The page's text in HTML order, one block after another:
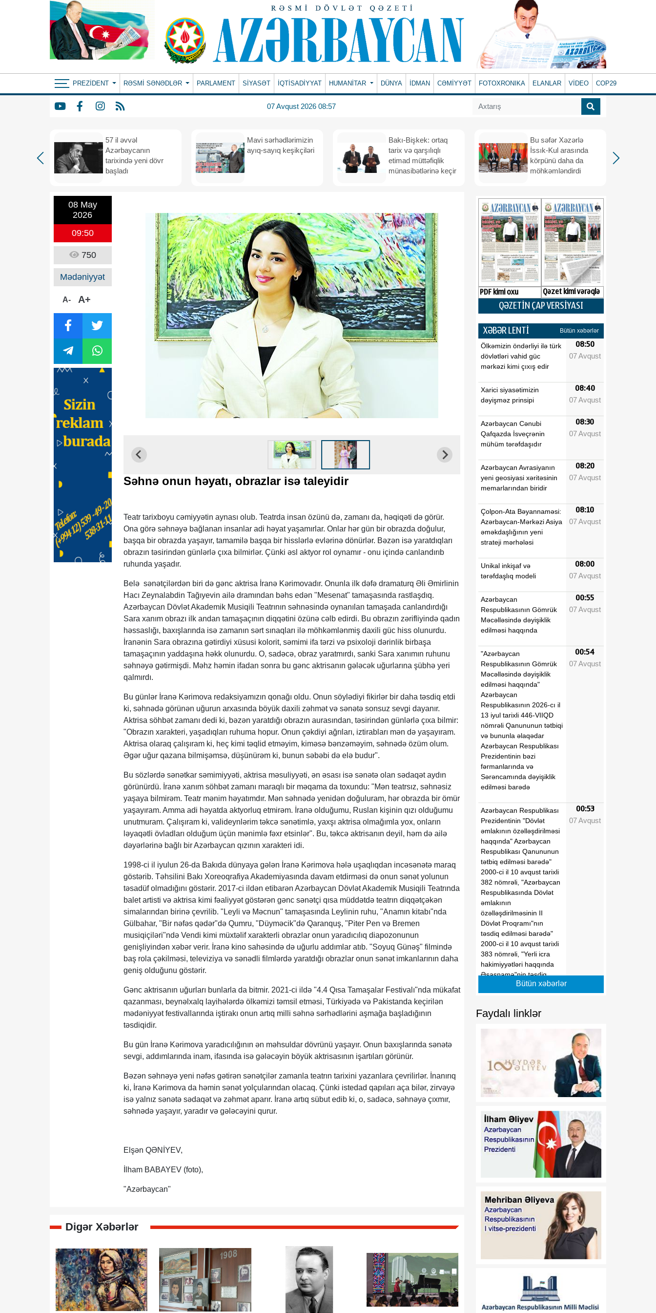
PREZIDENT RƏSMI SƏNƏDLƏR PARLAMENT SİYASƏT İQTİSADİYYAT HUMANITAR DÜNYA İDMAN CƏMİYYƏT FOTOXRONIKA ELANLAR VİDEO COP29
07 Avqust 2026 08:57
57 il əvvəl
Azərbaycanın
tarixində yeni dövr
başladı
Mavi sərhədlərimizin
ayıq-sayıq keşikçiləri
Bakı-Bişkek: ortaq
tarix və qarşılıqlı
etimad müttəfiqlik
münasibətlərinə keçir
Bu səfər Xəzərlə
İssık-Kul arasında
körpünü daha da
möhkəmləndirdi
08 May
2026
09:50
750
Mədəniyyət
A- A+
Səhnə onun həyatı, obrazlar isə taleyidir
Teatr tarixboyu cəmiyyətin aynası olub. Teatrda insan özünü də, zamanı da, həqiqəti də görür.
Ona görə səhnəyə bağlanan insanlar adi həyat yaşamırlar. Onlar hər gün bir obrazda doğulur,
başqa bir obrazda yaşayır, tamamilə başqa bir hisslərlə evlərinə dönürlər. Bəzən isə yaratdıqları
obrazın təsirindən günlərlə çıxa bilmirlər. Çünki əsl aktyor rol oynamır - onu içində canlandırıb
ruhunda yaşadır.
Belə sənətçilərdən biri də gənc aktrisa İranə Kərimovadır. Onunla ilk dəfə dramaturq Əli Əmirlinin
Hacı Zeynalabdin Tağıyevin ailə dramından bəhs edən "Mesenat" tamaşasında rastlaşdıq.
Azərbaycan Dövlət Akademik Musiqili Teatrının səhnəsində oynanılan tamaşada canlandırdığı
Sara xanım obrazı ilk andan tamaşaçının diqqətini özünə cəlb edirdi. Bu obrazın zərifliyində qadın
həssaslığı, baxışlarında isə zamanın sərt sınaqları ilə möhkəmlənmiş daxili güc hiss olunurdu.
İranənin Sara obrazına gətirdiyi xüsusi kolorit, səmimi ifa tərzi və psixoloji dərinlik birbaşa
tamaşaçının yaddaşına həkk olunurdu. O, sadəcə, obraz yaratmırdı, sanki Sara xanımın ruhunu
səhnəyə gətirmişdi. Məhz həmin ifadan sonra bu gənc aktrisanın gələcək uğurlarına şübhə yeri
qalmırdı.
Bu günlər İranə Kərimova redaksiyamızın qonağı oldu. Onun söylədiyi fikirlər bir daha təsdiq etdi
ki, səhnədə görünən uğurun arxasında böyük daxili zəhmət və sənətə sonsuz sevgi dayanır.
Aktrisa söhbət zamanı dedi ki, bəzən yaratdığı obrazın aurasından, təsirindən günlərlə çıxa bilmir:
"Obrazın xarakteri, yaşadıqları ruhuma hopur. Onun çəkdiyi ağrıları, iztirabları mən də yaşayıram.
Aktrisa olaraq çalışıram ki, heç kimi təqlid etməyim, kiməsə bənzəməyim, səhnədə özüm olum.
Əgər uğur qazana bilmişəmsə, düşünürəm ki, bunun səbəbi də elə budur".
Bu sözlərdə sənətkar səmimiyyəti, aktrisa məsuliyyəti, ən əsası isə sənətə olan sədaqət aydın
görünürdü. İranə xanım söhbət zamanı maraqlı bir məqama da toxundu: "Mən teatrsız, səhnəsiz
yaşaya bilmirəm. Teatr mənim həyatımdır. Mən səhnədə yenidən doğuluram, hər obrazda bir ömür
yaşayıram. Amma adi həyatda aktyorluq etmirəm. İranə olduğumu, Ruslan kişinin qızı olduğumu
unutmuram. Çalışıram ki, valideynlərim təkcə sənətimlə, yaxşı aktrisa olmağımla yox, onların
ləyaqətli övladları olduğum üçün mənimlə fəxr etsinlər". Bu, təkcə aktrisanın deyil, həm də ailə
dəyərlərinə bağlı bir Azərbaycan qızının xarakteri idi.
1998-ci il iyulun 26-da Bakıda dünyaya gələn İranə Kərimova hələ uşaqlıqdan incəsənətə maraq
göstərib. Təhsilini Bakı Xoreoqrafiya Akademiyasında davam etdirməsi də onun sənət yolunun
təsadüf olmadığını göstərir. 2017-ci ildən etibarən Azərbaycan Dövlət Akademik Musiqili Teatrında
balet artisti və aktrisa kimi fəaliyyət göstərən gənc sənətçi qısa müddətdə teatrın diqqətçəkən
simalarından birinə çevrilib. "Leyli və Məcnun" tamaşasında Leylinin ruhu, "Anamın kitabı"nda
Gülbahar, "Bir nəfəs qədər"də Qumru, "Düyməcik"də Qaranquş, "Piter Pen və Bremen
musiqiçiləri"ndə Vendi kimi müxtəlif xarakterli obrazlar onun yaradıcılıq diapozonunun
genişliyindən xəbər verir. İranə kino sahəsində də uğurlu addımlar atıb. "Soyuq Günəş" filmində
baş rola çəkilməsi, televiziya və sənədli filmlərdə yaratdığı obrazlar onun sənət imkanlarının daha
geniş olduğunu göstərir.
Gənc aktrisanın uğurları bunlarla da bitmir. 2021-ci ildə "4.4 Qısa Tamaşalar Festivalı"nda mükafat
qazanması, beynəlxalq layihələrdə ölkəmizi təmsil etməsi, Türkiyədə və Pakistanda keçirilən
mədəniyyət festivallarında iştirakı onun artıq milli səhnə sərhədlərini aşmağa başladığının
təsdiqidir.
Bu gün İranə Kərimova yaradıcılığının ən məhsuldar dövrünü yaşayır. Onun baxışlarında sənətə
sevgi, addımlarında inam, ifasında isə gələcəyin böyük aktrisasının işartıları görünür.
Bəzən səhnəyə yeni nəfəs gətirən sənətçilər zamanla teatrın tarixini yazanlara çevrilirlər. İnanırıq
ki, İranə Kərimova da həmin sənət yolçularından olacaq. Çünki istedad qapıları aça bilər, zirvəyə
isə yalnız sənətə sədaqət və zəhmət aparır. İranə artıq sübut edib ki, o, sadəcə, səhnəyə çıxmır,
səhnədə yaşayır, yaradır və gələcəyini qurur.
Elşən QƏNİYEV,
İlham BABAYEV (foto),
"Azərbaycan"
Digər Xəbərlər
PDF kimi oxu Qəzet kimi vərəqlə
QƏZETİN ÇAP VERSİYASI
XƏBƏR LENTİ Bütün xəbərlər
Ölkəmizin öndərliyi ilə türk
dövlətləri vahid güc
mərkəzi kimi çıxış edir
08:50
07 Avqust
Xarici siyasətimizin
dəyişməz prinsipi
08:40
07 Avqust
Azərbaycan Cənubi
Qafqazda İsveçrənin
mühüm tərəfdaşıdır
08:30
07 Avqust
Azərbaycan Avrasiyanın
yeni geosiyasi xəritəsinin
memarlarından biridir
08:20
07 Avqust
Çolpon-Ata Bəyannaməsi:
Azərbaycan-Mərkəzi Asiya
əməkdaşlığının yeni
strateji mərhələsi
08:10
07 Avqust
Unikal inkişaf və
tərəfdaşlıq modeli
08:00
07 Avqust
Azərbaycan
Respublikasının Gömrük
Məcəlləsində dəyişiklik
edilməsi haqqında
00:55
07 Avqust
"Azərbaycan
Respublikasının Gömrük
Məcəlləsində dəyişiklik
edilməsi haqqında"
Azərbaycan
Respublikasının 2026-cı il
13 iyul tarixli 446-VIIQD
nömrəli Qanununun tətbiqi
və bununla əlaqədar
Azərbaycan Respublikası
Prezidentinin bəzi
fərmanlarında və
Sərəncamında dəyişiklik
edilməsi barədə
00:54
07 Avqust
Azərbaycan Respublikası
Prezidentinin "Dövlət
əmlakının özəlləşdirilməsi
haqqında" Azərbaycan
Respublikası Qanununun
tətbiq edilməsi barədə"
2000-ci il 10 avqust tarixli
382 nömrəli, "Azərbaycan
Respublikasında Dövlət
əmlakının
özəlləşdirilməsinin II
Dövlət Proqramı"nın
təsdiq edilməsi barədə"
2000-ci il 10 avqust tarixli
383 nömrəli, "Yerli icra
hakimiyyətləri haqqında
Əsasnamə"nin təsdiq
edilməsi barədə" 2012-ci il
6 iyun tarixli 648 nömrəli,
hüquqi şəxslərin daxili və
nömrəli, "Azərbaycan
Respublikası adından borc
alınması və zəmanət
verilməsi Qaydası"nın
2018-ci il 18 dekabr tarixli
410 nömrəli və
"Azərbaycan Respublikası
İqtisadiyyat Nazirliyinin
fəaliyyətinin təmin edilməsi
İqtisadiyyat Nazirliyi
haqqında Əsasnamə"nin
təsdiqi və "Azərbaycan
Respublikası İqtisadiyyat
Nazirliyinin fəaliyyətinin
"Azərbaycan Respublikası
İqtisadi İnkişaf Nazirliyinin
təkmilləşdirilməsi ilə bağlı
tədbirlər haqqında"
Azərbaycan Respublikası
00:53
07 Avqust
Bütün xəbərlər
Faydalı linklər